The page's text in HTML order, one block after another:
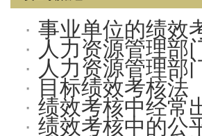
· 事业单位的绩效
· 人力资源管理部
· 人力资源管理部
· 目标绩效考核法
· 绩效考核中经常
· 绩效考核中的公